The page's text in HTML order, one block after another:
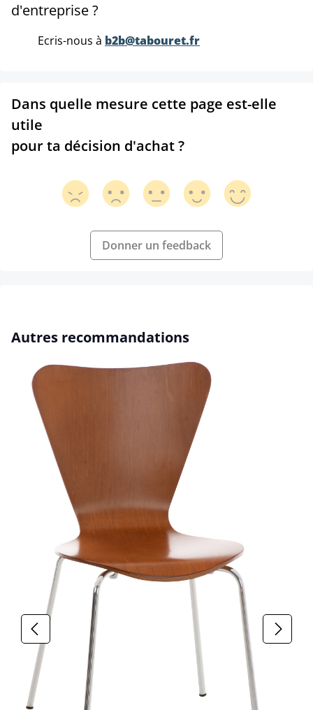
d'entreprise ?
Ecris-nous à b2b@tabouret.fr
Dans quelle mesure cette page est-elle
utile
pour ta décision d'achat ?
Donner un feedback
Ignorer la galerie de produits
Autres recommandations